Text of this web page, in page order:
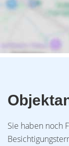
Sie haben noch